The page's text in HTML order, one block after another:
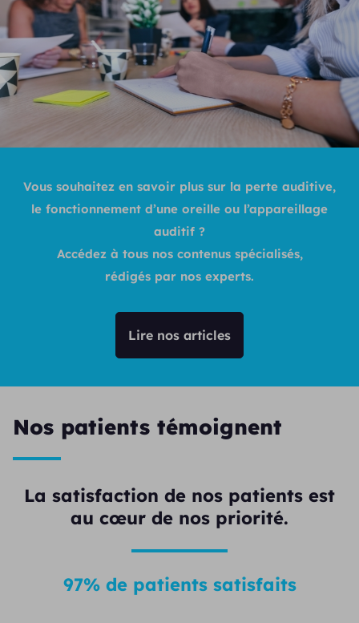
Vous souhaitez en savoir plus sur la perte auditive,
le fonctionnement d’une oreille ou l’appareillage
auditif ?
Accédez à tous nos contenus spécialisés,
rédigés par nos experts.
Lire nos articles
Nos patients témoignent
La satisfaction de nos patients est
au cœur de nos priorité.
97% de patients satisfaits